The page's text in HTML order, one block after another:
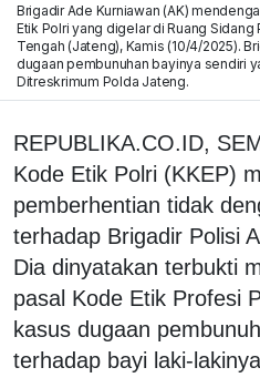
Brigadir Ade Kurniawan (AK)
Etik Polri yang digelar di Ruang
Tengah (Jateng), Kamis (10/4/2025).
dugaan pembunuhan bayinya sendiri
Ditreskrimum Polda Jateng.
REPUBLIKA.CO.ID,
Kode Etik Polri (KKEP)
pemberhentian tidak
terhadap Brigadir Polisi
Dia dinyatakan terbukti
pasal Kode Etik Profesi
kasus dugaan
terhadap bayi laki-